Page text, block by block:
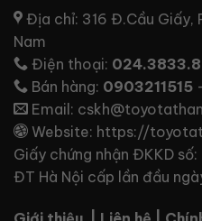
Địa chỉ: 316 Đ.Cầu Giấy,
Nam
Điện thoại:
Bán hàng: 0903211515
Email:
Website: https://
Giấy chứng nhận ĐKKD
ĐT Hà Nội cấp lần đầu